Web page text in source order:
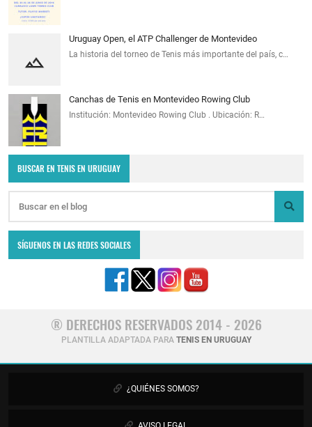
Uruguay Open, el ATP Challenger de Montevideo
La historia del torneo de Tenis más importante del país, c…
Canchas de Tenis en Montevideo Rowing Club
Institución: Montevideo Rowing Club . Ubicación: R…
BUSCAR EN TENIS EN URUGUAY
SÍGUENOS EN LAS REDES SOCIALES
® DERECHOS RESERVADOS 2014 - 2026
PLANTILLA ADAPTADA PARA TENIS EN URUGUAY
¿QUIÉNES SOMOS?